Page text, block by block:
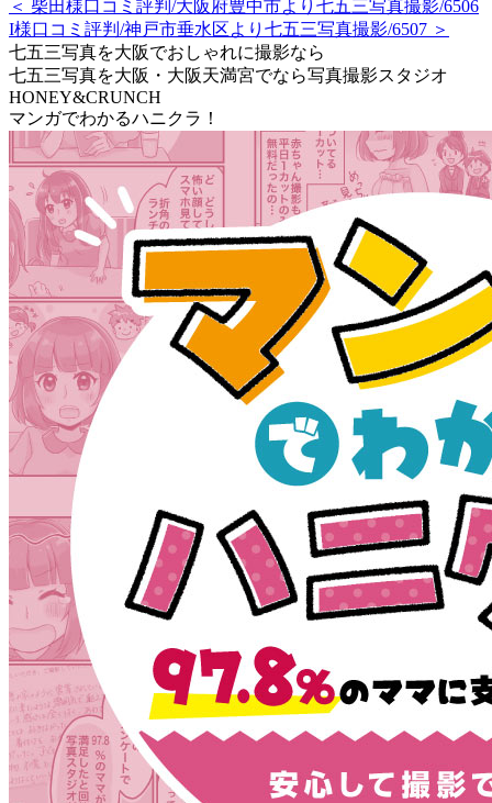
＜ 柴田様口コミ評判/大阪府豊中市より七五三写真撮影/6506
I様口コミ評判/神戸市垂水区より七五三写真撮影/6507 ＞
七五三写真を大阪でおしゃれに撮影なら
七五三写真を大阪・大阪天満宮でなら写真撮影スタジオ
HONEY&CRUNCH
マンガでわかるハニクラ！